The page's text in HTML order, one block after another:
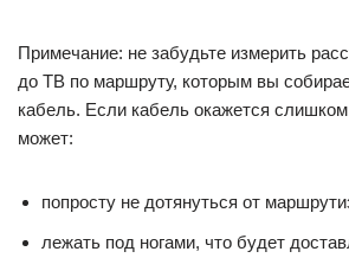
Примечание: не забудьте измерить
до ТВ по маршруту, которым вы
кабель. Если кабель окажется слишком
может:
попросту не дотянуться от
лежать под ногами, что будет